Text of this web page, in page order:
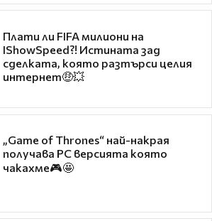
Плати ли FIFA милиони на
IShowSpeed?! Истината зад
сделката, която разтърси целия
интернет🤑💥
„Game of Thrones“ най-накрая
получава PC версията която
чакахме🎮🤩